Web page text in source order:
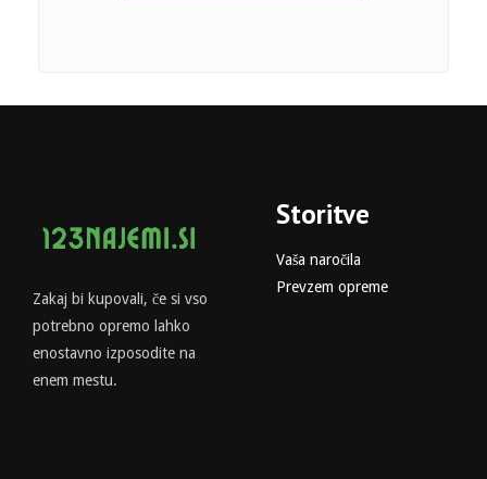
Zakaj bi kupovali, če si vso
potrebno opremo lahko
enostavno izposodite na
enem mestu.
Storitve
Vaša naročila
Prevzem opreme